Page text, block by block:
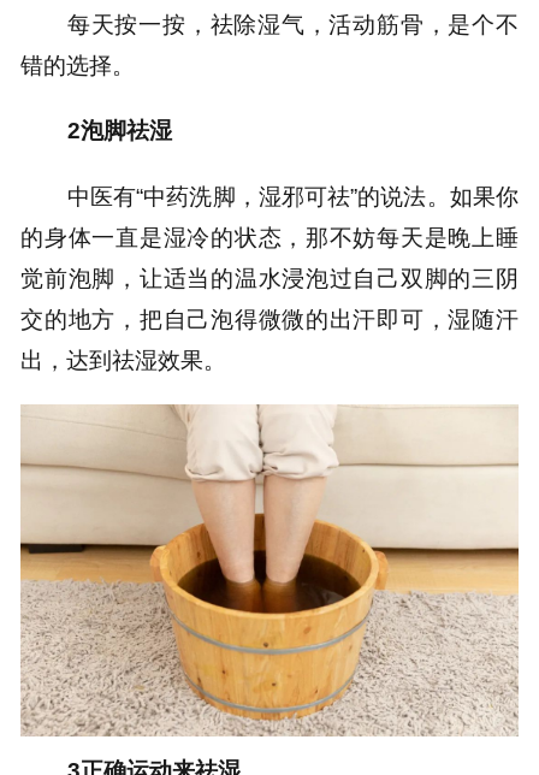
每天按一按，祛除湿气，活动筋骨，是个不
错的选择。
2泡脚祛湿
中医有“中药洗脚，湿邪可祛”的说法。如果你
的身体一直是湿冷的状态，那不妨每天是晚上睡
觉前泡脚，让适当的温水浸泡过自己双脚的三阴
交的地方，把自己泡得微微的出汗即可，湿随汗
出，达到祛湿效果。